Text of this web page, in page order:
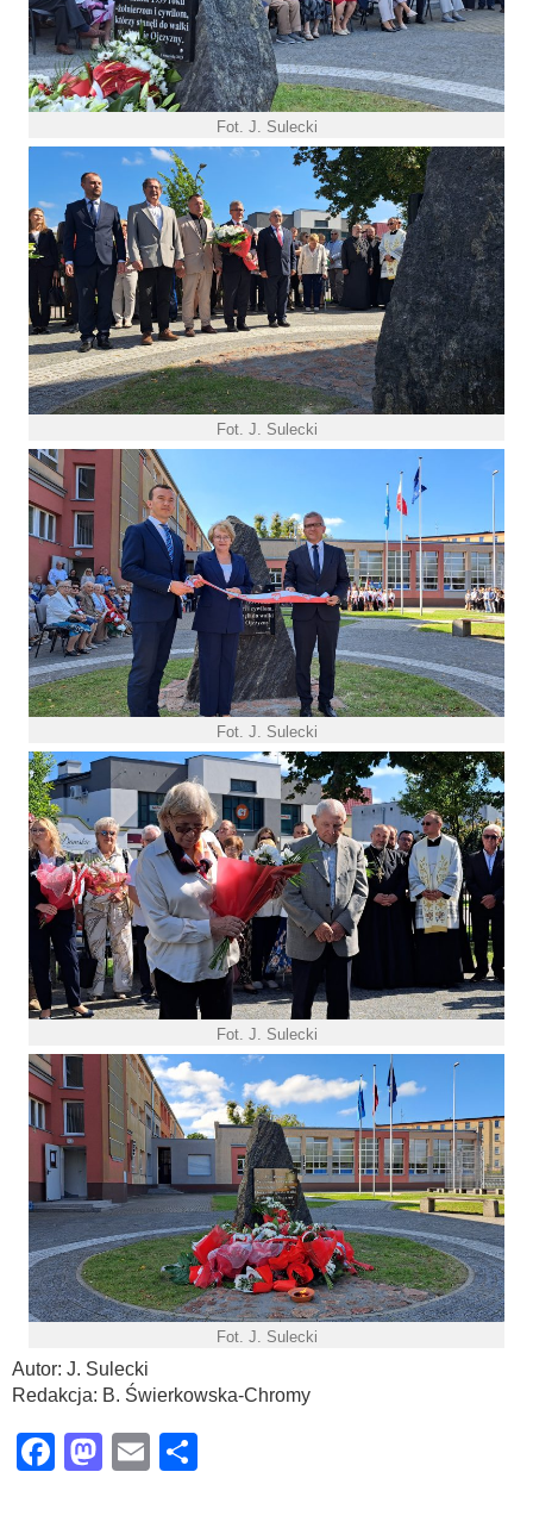
Fot. J. Sulecki
Fot. J. Sulecki
Fot. J. Sulecki
Fot. J. Sulecki
Fot. J. Sulecki
Autor: J. Sulecki
Redakcja: B. Świerkowska-Chromy
Facebook
Mastodon
Email